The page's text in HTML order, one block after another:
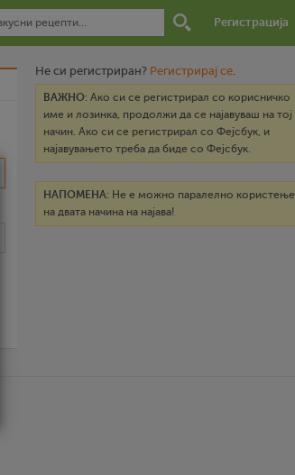
Регистрација
Не си регистриран? Регистрирај се.
ВАЖНО: Ако си се регистрирал со корисничко
име и лозинка, продолжи да се најавуваш на тој
начин. Ако си се регистрирал со Фејсбук, и
најавувањето треба да биде со Фејсбук.
НАПОМЕНА: Не е можно паралелно користење
на двата начина на најава!